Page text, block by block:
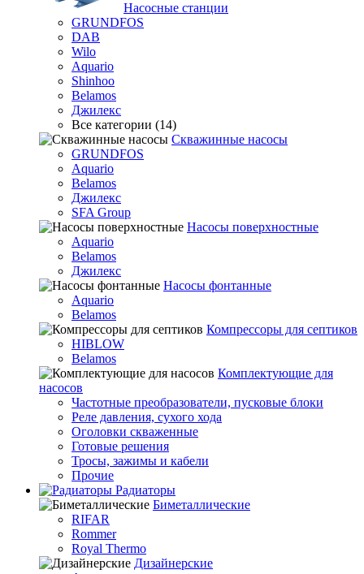
Насосные станции
GRUNDFOS
DAB
Wilo
Aquario
Shinhoo
Belamos
Джилекс
Все категории (14)
Скважинные насосы
GRUNDFOS
Aquario
Belamos
Джилекс
SFA Group
Насосы поверхностные
Aquario
Belamos
Джилекс
Насосы фонтанные
Aquario
Belamos
Компрессоры для септиков
HIBLOW
Belamos
Комплектующие для
насосов
Частотные преобразователи, пусковые блоки
Реле давления, сухого хода
Оголовки скваженные
Готовые решения
Тросы, зажимы и кабели
Прочие
Радиаторы
Биметаллические
RIFAR
Rommer
Royal Thermo
Дизайнерские